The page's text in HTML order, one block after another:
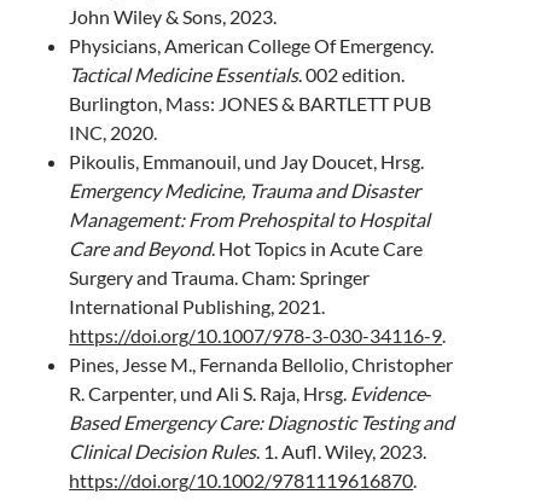
John Wiley & Sons, 2023.
Physicians, American College Of Emergency.
Tactical Medicine Essentials. 002 edition.
Burlington, Mass: JONES & BARTLETT PUB
INC, 2020.
Pikoulis, Emmanouil, und Jay Doucet, Hrsg.
Emergency Medicine, Trauma and Disaster
Management: From Prehospital to Hospital
Care and Beyond. Hot Topics in Acute Care
Surgery and Trauma. Cham: Springer
International Publishing, 2021.
https://doi.org/10.1007/978-3-030-34116-9.
Pines, Jesse M., Fernanda Bellolio, Christopher
R. Carpenter, und Ali S. Raja, Hrsg. Evidence‐
Based Emergency Care: Diagnostic Testing and
Clinical Decision Rules. 1. Aufl. Wiley, 2023.
https://doi.org/10.1002/9781119616870.